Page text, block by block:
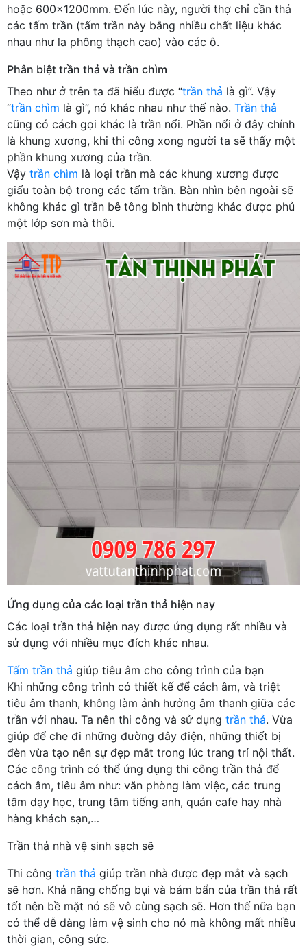
hoặc 600x1200mm. Đến lúc này, người thợ chỉ cần thả
các tấm trần (tấm trần này bằng nhiều chất liệu khác
nhau như la phông thạch cao) vào các ô.
Phân biệt trần thả và trần chìm
Theo như ở trên ta đã hiểu được “trần thả là gì”. Vậy
“trần chìm là gì”, nó khác nhau như thế nào. Trần thả
cũng có cách gọi khác là trần nổi. Phần nổi ở đây chính
là khung xương, khi thi công xong người ta sẽ thấy một
phần khung xương của trần.
Vậy trần chìm là loại trần mà các khung xương được
giấu toàn bộ trong các tấm trần. Bàn nhìn bên ngoài sẽ
không khác gì trần bê tông bình thường khác được phủ
một lớp sơn mà thôi.
Ứng dụng của các loại trần thả hiện nay
Các loại trần thả hiện nay được ứng dụng rất nhiều và
sử dụng với nhiều mục đích khác nhau.
Tấm trần thả giúp tiêu âm cho công trình của bạn
Khi những công trình có thiết kế để cách âm, và triệt
tiêu âm thanh, không làm ảnh hưởng âm thanh giữa các
trần với nhau. Ta nên thi công và sử dụng trần thả. Vừa
giúp để che đi những đường dây điện, những thiết bị
đèn vừa tạo nên sự đẹp mắt trong lúc trang trí nội thất.
Các công trình có thể ứng dụng thi công trần thả để
cách âm, tiêu âm như: văn phòng làm việc, các trung
tâm dạy học, trung tâm tiếng anh, quán cafe hay nhà
hàng khách sạn,…
Trần thả nhà vệ sinh sạch sẽ
Thi công trần thả giúp trần nhà được đẹp mắt và sạch
sẽ hơn. Khả năng chống bụi và bám bẩn của trần thả rất
tốt nên bề mặt nó sẽ vô cùng sạch sẽ. Hơn thế nữa bạn
có thể dễ dàng làm vệ sinh cho nó mà không mất nhiều
thời gian, công sức.